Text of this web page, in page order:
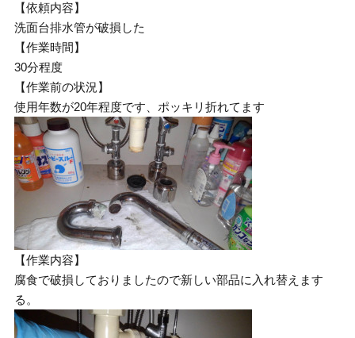
【依頼内容】
洗面台排水管が破損した
【作業時間】
30分程度
【作業前の状況】
使用年数が20年程度です、ポッキリ折れてます
【作業内容】
腐食で破損しておりましたので新しい部品に入れ替えます
る。